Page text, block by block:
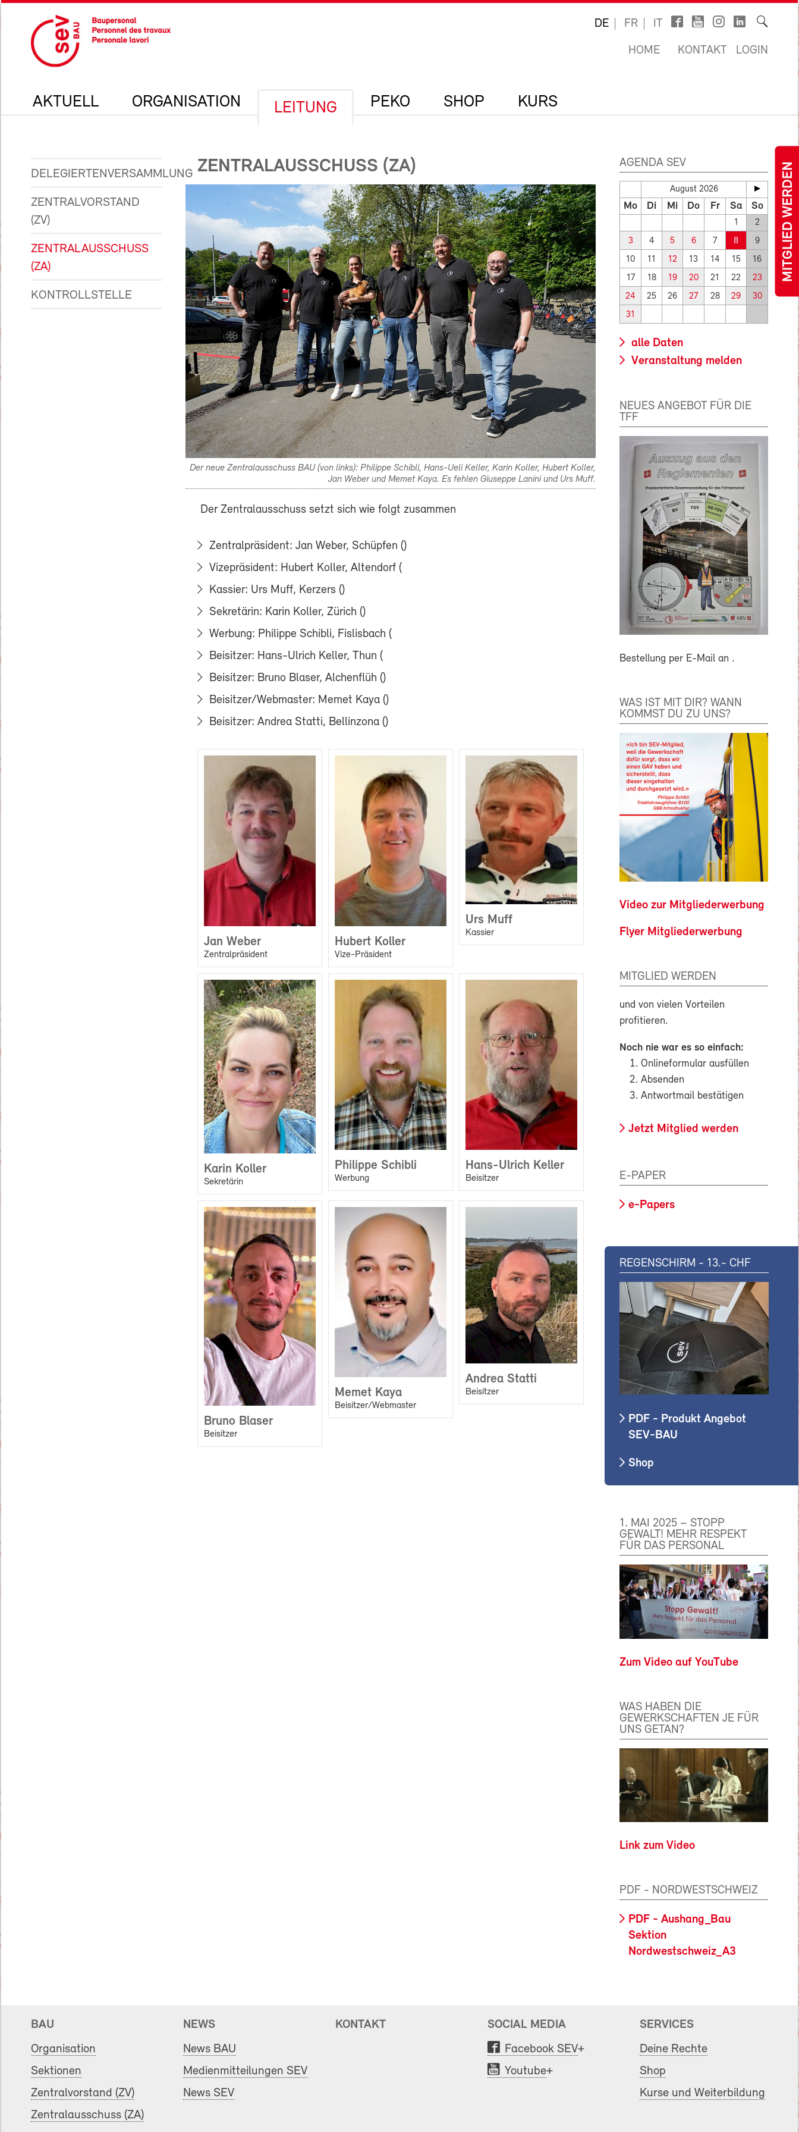
MITGLIED WERDEN
DE FR IT
HOME KONTAKT LOGIN
AKTUELL ORGANISATION LEITUNG PEKO SHOP KURS
DELEGIERTENVERSAMMLUNG
ZENTRALVORSTAND
(ZV)
ZENTRALAUSSCHUSS
(ZA)
KONTROLLSTELLE
ZENTRALAUSSCHUSS (ZA)
Der neue Zentralausschuss BAU (von links): Philippe Schibli, Hans-Ueli Keller, Karin Koller, Hubert Koller,
Jan Weber und Memet Kaya. Es fehlen Giuseppe Lanini und Urs Muff.
Der Zentralausschuss setzt sich wie folgt zusammen
Zentralpräsident: Jan Weber, Schüpfen ()
Vizepräsident: Hubert Koller, Altendorf (
Kassier: Urs Muff, Kerzers ()
Sekretärin: Karin Koller, Zürich ()
Werbung: Philippe Schibli, Fislisbach (
Beisitzer: Hans-Ulrich Keller, Thun (
Beisitzer: Bruno Blaser, Alchenflüh ()
Beisitzer/Webmaster: Memet Kaya ()
Beisitzer: Andrea Statti, Bellinzona ()
Jan Weber
Zentralpräsident
Hubert Koller
Vize-Präsident
Urs Muff
Kassier
Karin Koller
Sekretärin
Philippe Schibli
Werbung
Hans-Ulrich Keller
Beisitzer
Bruno Blaser
Beisitzer
Memet Kaya
Beisitzer/Webmaster
Andrea Statti
Beisitzer
AGENDA SEV
August 2026
Mo Di Mi Do Fr Sa So
1 2
3 4 5 6 7 8 9
10 11 12 13 14 15 16
17 18 19 20 21 22 23
24 25 26 27 28 29 30
31
alle Daten
Veranstaltung melden
NEUES ANGEBOT FÜR DIE
TFF
Bestellung per E-Mail an .
WAS IST MIT DIR? WANN
KOMMST DU ZU UNS?
Video zur Mitgliederwerbung
Flyer Mitgliederwerbung
MITGLIED WERDEN
und von vielen Vorteilen
profitieren.
Noch nie war es so einfach:
Onlineformular ausfüllen
Absenden
Antwortmail bestätigen
Jetzt Mitglied werden
E-PAPER
e-Papers
REGENSCHIRM - 13.- CHF
PDF - Produkt Angebot
SEV-BAU
Shop
1. MAI 2025 – STOPP
GEWALT! MEHR RESPEKT
FÜR DAS PERSONAL
Zum Video auf YouTube
WAS HABEN DIE
GEWERKSCHAFTEN JE FÜR
UNS GETAN?
Link zum Video
PDF - NORDWESTSCHWEIZ
PDF - Aushang_Bau
Sektion
Nordwestschweiz_A3
BAU
Organisation
Sektionen
Zentralvorstand (ZV)
Zentralausschuss (ZA)
NEWS
News BAU
Medienmitteilungen SEV
News SEV
KONTAKT
SOCIAL MEDIA
Facebook SEV+
Youtube+
SERVICES
Deine Rechte
Shop
Kurse und Weiterbildung